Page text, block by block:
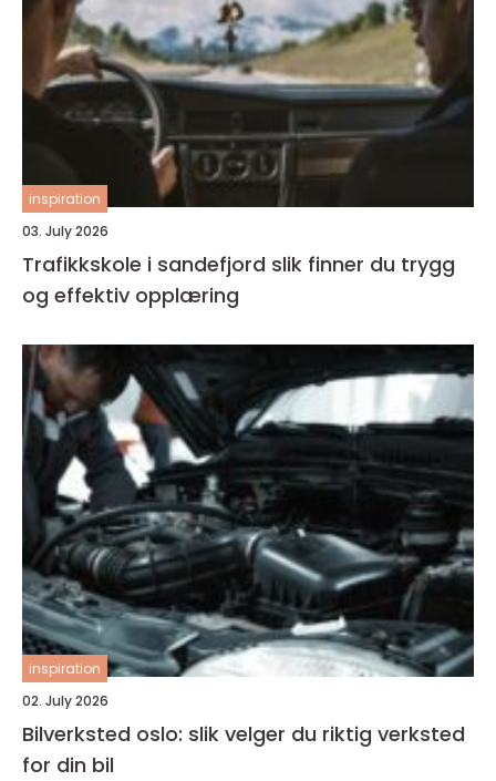
inspiration
03. July 2026
Trafikkskole i sandefjord slik finner du trygg
og effektiv opplæring
inspiration
02. July 2026
Bilverksted oslo: slik velger du riktig verksted
for din bil